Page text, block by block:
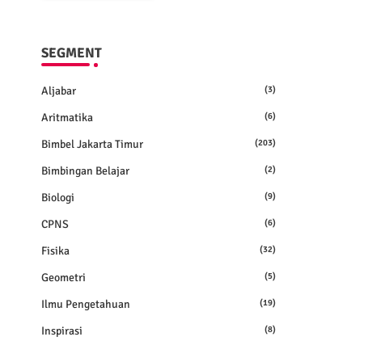
SEGMENT
Aljabar (3)
Aritmatika (6)
Bimbel Jakarta Timur (203)
Bimbingan Belajar (2)
Biologi (9)
CPNS (6)
Fisika (32)
Geometri (5)
Ilmu Pengetahuan (19)
Inspirasi (8)